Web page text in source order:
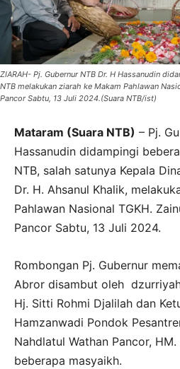
ZIARAH- Pj. Gubernur NTB Dr. H Hassanudin
NTB melakukan ziarah ke Makam Pahlawan
Pancor Sabtu, 13 Juli 2024.(Suara NTB/ist)
Mataram (Suara NTB) – Pj.
Hassanudin didampingi
NTB, salah satunya Kepala
Dr. H. Ahsanul Khalik,
Pahlawan Nasional TGKH.
Pancor Sabtu, 13 Juli 2024.
Rombongan Pj. Gubernur
Abror disambut oleh
Hj. Sitti Rohmi Djalilah dan
Hamzanwadi Pondok
Nahdlatul Wathan Pancor,
beberapa masyaikh.